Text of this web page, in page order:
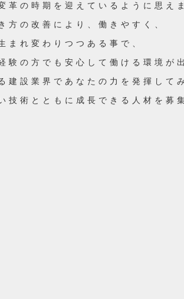
革の時期を迎えているように思え
方の改善により、働きやすく、
まれ変わりつつある事で、
験の方でも安心して働ける環境が
建設業界であなたの力を発揮して
技術とともに成長できる人材を募